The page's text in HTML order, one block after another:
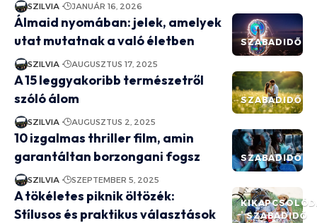
SZILVIA JANUÁR 16, 2026
SZABADIDŐ
Álmaid nyomában: jelek, amelyek
utat mutatnak a való életben
SZILVIA AUGUSZTUS 17, 2025
SZABADIDŐ
A 15 leggyakoribb természetről
szóló álom
SZILVIA AUGUSZTUS 2, 2025
SZABADIDŐ
10 izgalmas thriller film, amin
garantáltan borzongani fogsz
SZILVIA SZEPTEMBER 5, 2025
SZABADIDŐ
A tökéletes piknik öltözék:
Stílusos és praktikus választások